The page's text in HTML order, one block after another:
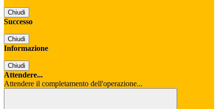
Chiudi
Successo
Chiudi
Informazione
Chiudi
Attendere...
Attendere il completamento dell'operazione...